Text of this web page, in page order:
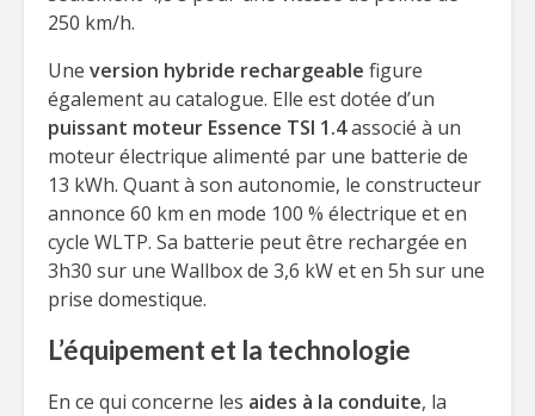
250 km/h.
Une version hybride rechargeable figure
également au catalogue. Elle est dotée d’un
puissant moteur Essence TSI 1.4associé à un
moteur électrique alimenté par une batterie de
13 kWh. Quant à son autonomie, le constructeur
annonce 60 km en mode 100 % électrique et en
cycle WLTP. Sa batterie peut être rechargée en
3h30 sur une Wallbox de 3,6 kW et en 5h sur une
prise domestique.
L’équipement et la technologie
En ce qui concerne les aides à la conduite, la